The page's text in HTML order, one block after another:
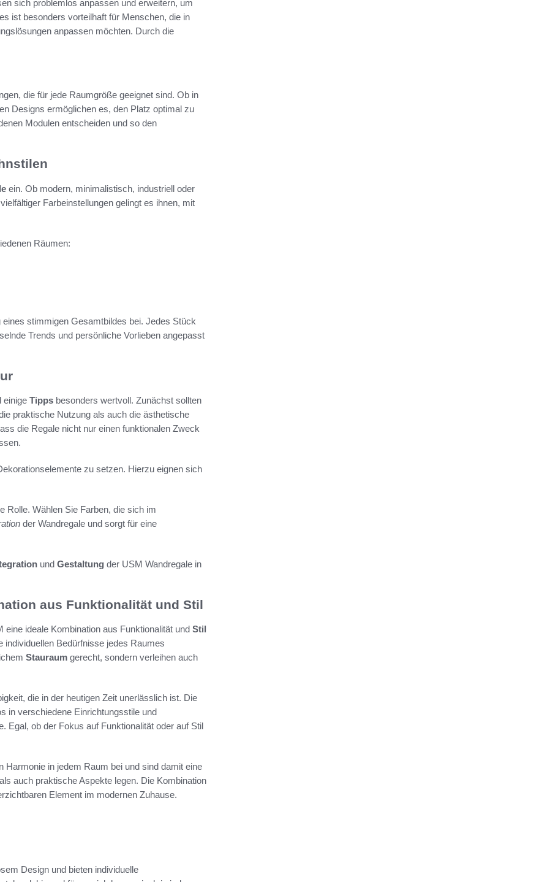
sich problemlos anpassen und erweitern, um
ist besonders vorteilhaft für Menschen, die in
anpassen möchten. Durch die
die für jede Raumgröße geeignet sind. Ob in
Designs ermöglichen es, den Platz optimal zu
Modulen entscheiden und so den
ein. Ob modern, minimalistisch, industriell oder
Farbeinstellungen gelingt es ihnen, mit
Räumen:
stimmigen Gesamtbildes bei. Jedes Stück
Trends und persönliche Vorlieben angepasst
einige Tipps besonders wertvoll. Zunächst sollten
praktische Nutzung als auch die ästhetische
die Regale nicht nur einen funktionalen Zweck
zu setzen. Hierzu eignen sich
Rolle. Wählen Sie Farben, die sich im
der Wandregale und sorgt für eine
und Gestaltung der USM Wandregale in
aus Funktionalität und Stil
ideale Kombination aus Funktionalität und Stil
individuellen Bedürfnisse jedes Raumes
Stauraum gerecht, sondern verleihen auch
die in der heutigen Zeit unerlässlich ist. Die
in verschiedene Einrichtungsstile und
Egal, ob der Fokus auf Funktionalität oder auf Stil
Harmonie in jedem Raum bei und sind damit eine
auch praktische Aspekte legen. Die Kombination
Element im modernen Zuhause.
Design und bieten individuelle